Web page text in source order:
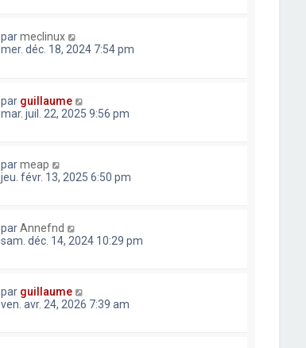
parmeclinux
mer. déc. 18, 2024 7:54 pm
par guillaume
mar. juil. 22, 2025 9:56 pm
parmeap
jeu. févr. 13, 2025 6:50 pm
parAnnefnd
sam. déc. 14, 2024 10:29 pm
par guillaume
ven. avr. 24, 2026 7:39 am